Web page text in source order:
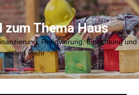
Thema Haus
Renovierung, Einrichtung und
vielem mehr